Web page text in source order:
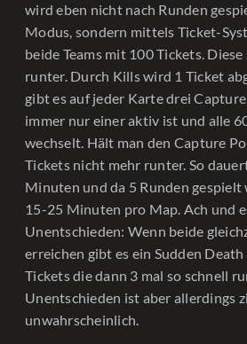
wird eben nicht nach Runden
Modus, sondern mittels Ticket-
beide Teams mit 100 Tickets.
runter. Durch Kills wird 1 Ticket
gibt es auf jeder Karte drei
immer nur einer aktiv ist und alle
wechselt. Hält man den Capture
Tickets nicht mehr runter. So
Minuten und da 5 Runden gespielt
15-25 Minuten pro Map. Ach und
Unentschieden: Wenn beide
erreichen gibt es ein Sudden
Tickets die dann 3 mal so schnell
Unentschieden ist aber allerdings
unwahrscheinlich.